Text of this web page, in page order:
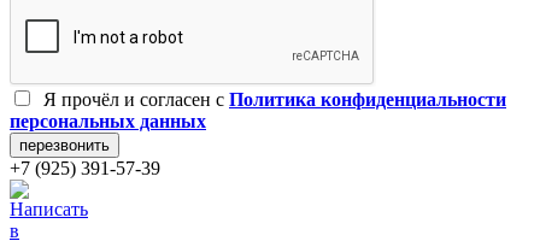
Я прочёл и согласен c Политика конфиденциальности
персональных данных
+7 (925) 391-57-39